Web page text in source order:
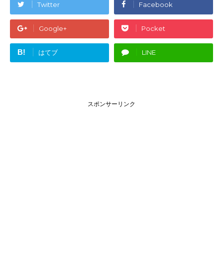
Twitter Facebook
Google+ Pocket
B! はてブ LINE
スポンサーリンク